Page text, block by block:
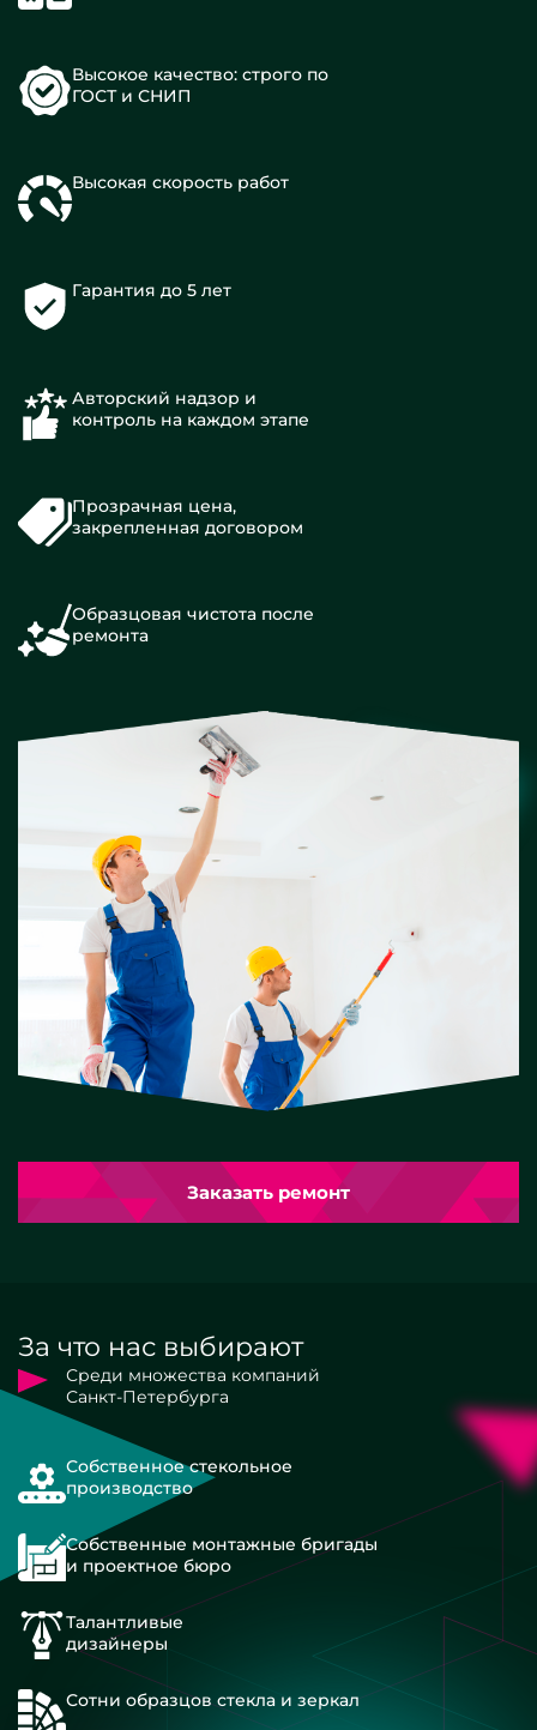
Высокое качество: строго по
ГОСТ и СНИП
Высокая скорость работ
Гарантия до 5 лет
Авторский надзор и
контроль на каждом этапе
Прозрачная цена,
закрепленная договором
Образцовая чистота после
ремонта
Заказать ремонт
За что нас выбирают
Среди множества компаний
Санкт-Петербурга
Собственное стекольное
производство
Собственные монтажные бригады
и проектное бюро
Талантливые
дизайнеры
Сотни образцов стекла и зеркал